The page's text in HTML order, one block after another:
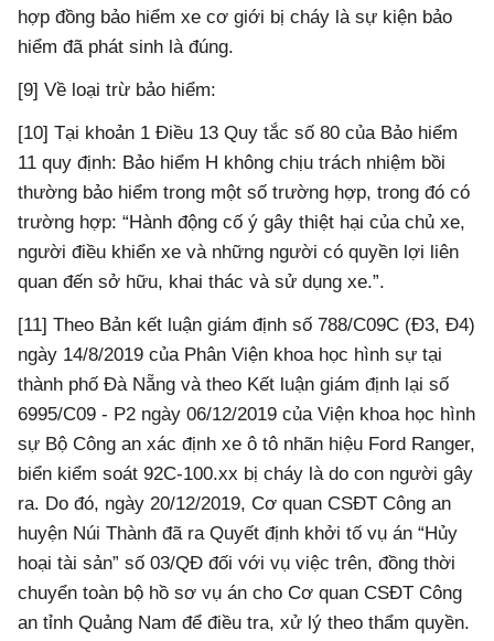
hợp đồng bảo hiểm xe cơ giới bị cháy là sự kiện bảo
hiểm đã phát sinh là đúng.
[9] Về loại trừ bảo hiểm:
[10] Tại khoản 1 Điều 13 Quy tắc số 80 của Bảo hiểm
11 quy định: Bảo hiểm H không chịu trách nhiệm bồi
thường bảo hiểm trong một số trường hợp, trong đó có
trường hợp: “Hành động cố ý gây thiệt hại của chủ xe,
người điều khiển xe và những người có quyền lợi liên
quan đến sở hữu, khai thác và sử dụng xe.”.
[11] Theo Bản kết luận giám định số 788/C09C (Đ3, Đ4)
ngày 14/8/2019 của Phân Viện khoa học hình sự tại
thành phố Đà Nẵng và theo Kết luận giám định lại số
6995/C09 - P2 ngày 06/12/2019 của Viện khoa học hình
sự Bộ Công an xác định xe ô tô nhãn hiệu Ford Ranger,
biển kiểm soát 92C-100.xx bị cháy là do con người gây
ra. Do đó, ngày 20/12/2019, Cơ quan CSĐT Công an
huyện Núi Thành đã ra Quyết định khởi tố vụ án “Hủy
hoại tài sản” số 03/QĐ đối với vụ việc trên, đồng thời
chuyển toàn bộ hồ sơ vụ án cho Cơ quan CSĐT Công
an tỉnh Quảng Nam để điều tra, xử lý theo thẩm quyền.